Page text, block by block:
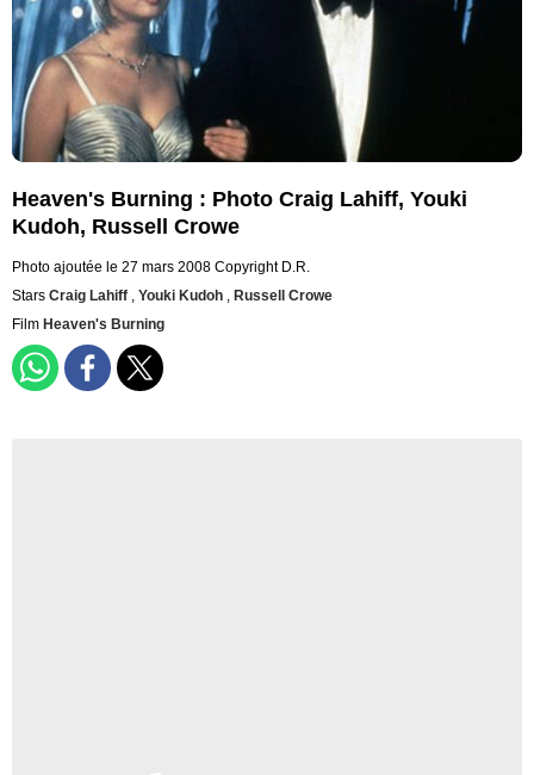
Heaven's Burning : Photo Craig Lahiff, Youki
Kudoh, Russell Crowe
Photo ajoutée le 27 mars 2008 Copyright D.R.
Stars Craig Lahiff , Youki Kudoh , Russell Crowe
Film Heaven's Burning